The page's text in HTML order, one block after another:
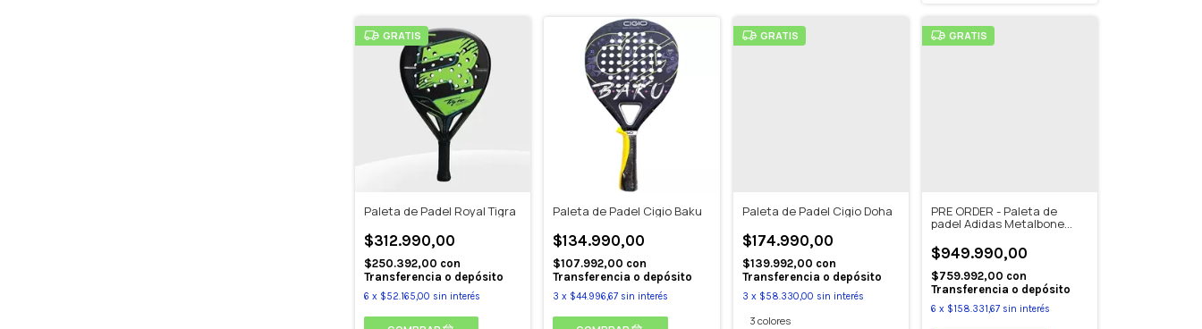
GRATIS
Paleta de Padel Royal Tigra
$312.990,00
$250.392,00 con
Transferencia o depósito
6 x $52.165,00 sin interés
Paleta de Padel Cigio Baku
$134.990,00
$107.992,00 con
Transferencia o depósito
3 x $44.996,67 sin interés
GRATIS
Paleta de Padel Cigio Doha
$174.990,00
$139.992,00 con
Transferencia o depósito
3 x $58.330,00 sin interés
3 colores
GRATIS
PRE ORDER - Paleta de
padel Adidas Metalbone
$949.990,00
$759.992,00 con
Transferencia o depósito
6 x $158.331,67 sin interés